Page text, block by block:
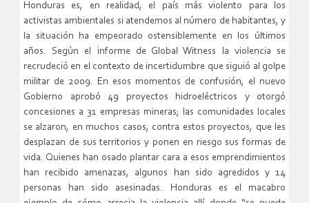
Honduras es, en realidad, el país más violento para los
activistas ambientales si atendemos al número de habitantes, y
la situación ha empeorado ostensiblemente en los últimos
años. Según el informe de Global Witness la violencia se
recrudeció en el contexto de incertidumbre que siguió al golpe
militar de 2009. En esos momentos de confusión, el nuevo
Gobierno aprobó 49 proyectos hidroeléctricos y otorgó
concesiones a 31 empresas mineras; las comunidades locales
se alzaron, en muchos casos, contra estos proyectos, que les
desplazan de sus territorios y ponen en riesgo sus formas de
vida. Quienes han osado plantar cara a esos emprendimientos
han recibido amenazas, algunos han sido agredidos y 14
personas han sido asesinadas. Honduras es el macabro